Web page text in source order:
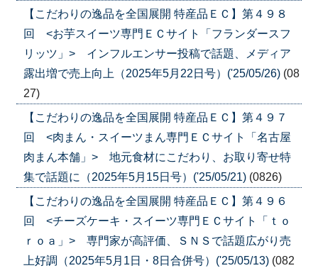
【こだわりの逸品を全国展開 特産品ＥＣ】第４９８
回 <お芋スイーツ専門ＥＣサイト「フランダースフ
リッツ」> インフルエンサー投稿で話題、メディア
露出増で売上向上（2025年5月22日号）('25/05/26) (08
27)
【こだわりの逸品を全国展開 特産品ＥＣ】第４９７
回 <肉まん・スイーツまん専門ＥＣサイト「名古屋
肉まん本舗」> 地元食材にこだわり、お取り寄せ特
集で話題に（2025年5月15日号）('25/05/21) (0826)
【こだわりの逸品を全国展開 特産品ＥＣ】第４９６
回 <チーズケーキ・スイーツ専門ＥＣサイト「ｔｏ
ｒｏａ」> 専門家が高評価、ＳＮＳで話題広がり売
上好調（2025年5月1日・8日合併号）('25/05/13) (082